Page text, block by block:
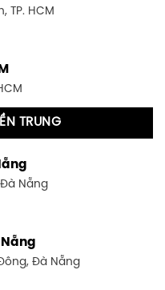
TP. HCM
HCM
Quận 7, TP HCM
TRUNG
Đà Nẵng
Đà Nẵng